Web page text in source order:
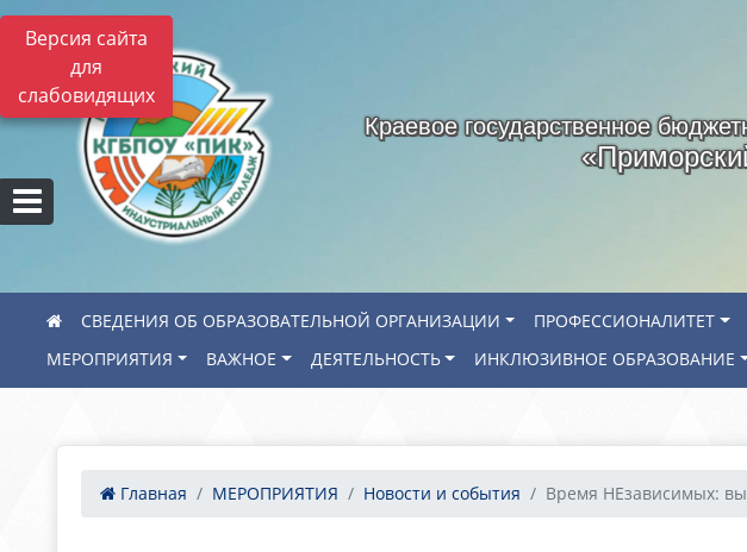
Версия сайта
для
слабовидящих
Краевое государственное
СВЕДЕНИЯ ОБ ОБРАЗОВАТЕЛЬНОЙ ОРГАНИЗАЦИИ ПРОФЕССИОНАЛИТЕТ
МЕРОПРИЯТИЯ
ВАЖНОЕ ДЕЯТЕЛЬНОСТЬ ИНКЛЮЗИВНОЕ ОБРАЗОВАНИЕ
Главная МЕРОПРИЯТИЯ Новости и события Время НЕзависимых: